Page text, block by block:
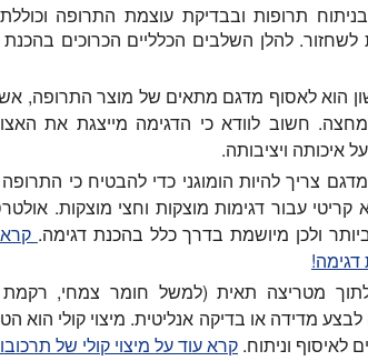
תרופות ובבדיקת עוצמת התרופה
לשחזור. להלן השלבים הכלליים הכרוכים בהכנת
הוא לאסוף מדגם מתאים של מוצר התרופה,
חשוב לוודא כי הדגימה מייצגת את
איכותה ויציבותה.
צריך להיות הומוגני כדי להבטיח כי
עבור דגימות מוצקות וחצי מוצקות.
ביותר ולכן מיושמת בדרך כלל בהכנת דגימה.
מטריצה תאית (למשל חומר צמחי,
מדידה או בדיקה אנליטית. מיצוי קולי הוא
לאיסוף וניתוח. קרא עוד על מיצוי קולי של